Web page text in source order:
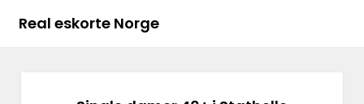
Real eskorte Norge